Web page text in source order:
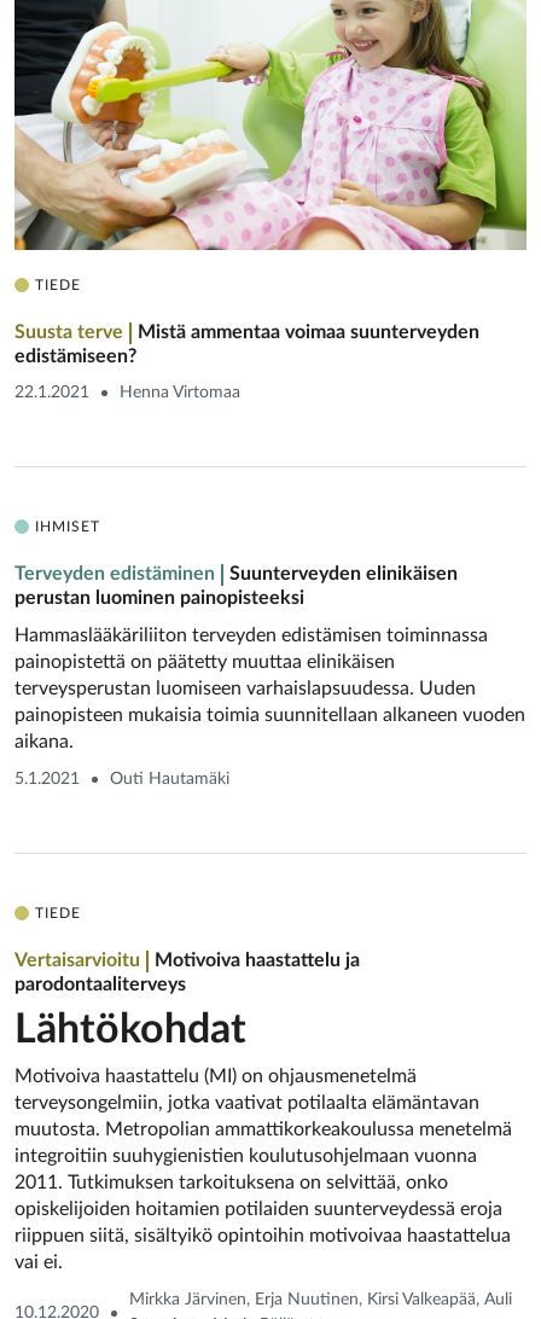
TIEDE
Suusta terve
Mistä ammentaa voimaa suunterveyden
edistämiseen?
22.1.2021 Henna Virtomaa
IHMISET
Terveyden edistäminen
Suunterveyden elinikäisen
perustan luominen painopisteeksi
Hammaslääkäriliiton terveyden edistämisen toiminnassa
painopistettä on päätetty muuttaa elinikäisen
terveysperustan luomiseen varhaislapsuudessa. Uuden
painopisteen mukaisia toimia suunnitellaan alkaneen vuoden
aikana.
5.1.2021 Outi Hautamäki
TIEDE
Vertaisarvioitu
Motivoiva haastattelu ja
parodontaaliterveys
Lähtökohdat
Motivoiva haastattelu (MI) on ohjausmenetelmä
terveysongelmiin, jotka vaativat potilaalta elämäntavan
muutosta. Metropolian ammattikorkeakoulussa menetelmä
integroitiin suuhygienistien koulutusohjelmaan vuonna
2011. Tutkimuksen tarkoituksena on selvittää, onko
opiskelijoiden hoitamien potilaiden suunterveydessä eroja
riippuen siitä, sisältyikö opintoihin motivoivaa haastattelua
vai ei.
10.12.2020
Mirkka Järvinen, Erja Nuutinen, Kirsi Valkeapää, Auli